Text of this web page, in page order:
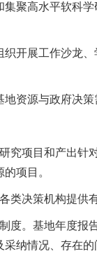
集聚高水平软科
织开展工作沙龙
地资源与政府决
究项目和产出针
项目。
类决策机构提供
度。基地年度报
纳情况、存在